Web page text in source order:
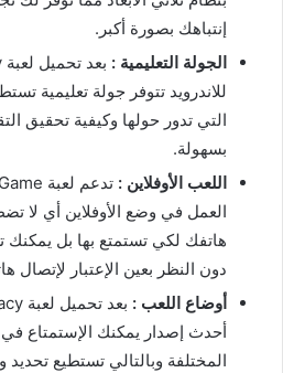
إنتباهك بصورة أكبر.
الجولة التعليمية :
للاندرويد تتوفر جولة تعليمية
التي تدور حولها وكيفية تحقيق
بسهولة.
اللعب الأوفلاين :
العمل في وضع الأوفلاين أي لا
هاتفك لكي تستمتع بها بل
دون النظر بعين الإعتبار لإتصال
أوضاع اللعب :
أحدث إصدار يمكنك الإستمتاع في
المختلفة وبالتالي تستطيع